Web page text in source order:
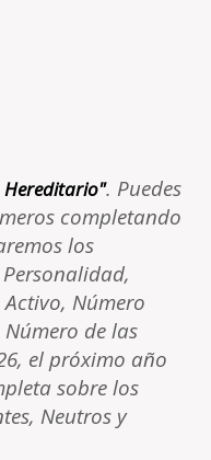
Hereditario". Puedes
completando
los
Número
de las
el próximo año
sobre los
Neutros y